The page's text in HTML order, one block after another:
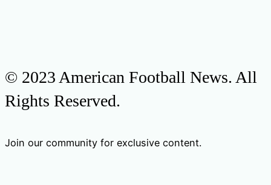
© 2023 American Football News. All
Rights Reserved.
Join our community for exclusive content.